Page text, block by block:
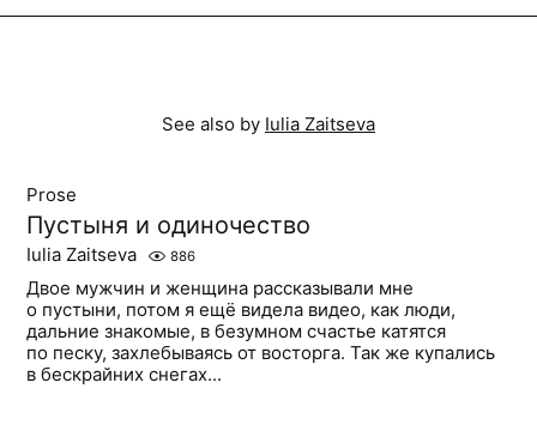
See also by Iulia Zaitseva
Prose
Пустыня и одиночество
Iulia Zaitseva 886
Двое мужчин и женщина рассказывали мне
о пустыни, потом я ещё видела видео, как люди,
дальние знакомые, в безумном счастье катятся
по песку, захлебываясь от восторга. Так же купались
в бескрайних снегах...